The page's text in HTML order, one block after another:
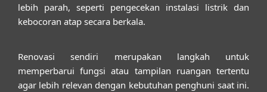
lebih parah, seperti pengecekan instalasi listrik dan
kebocoran atap secara berkala.
Renovasi sendiri merupakan langkah untuk
memperbarui fungsi atau tampilan ruangan tertentu
agar lebih relevan dengan kebutuhan penghuni saat ini.